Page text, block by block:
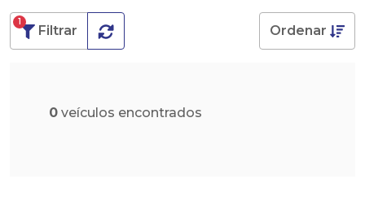
Filtrar
1
Ordenar
0 veículos encontrados